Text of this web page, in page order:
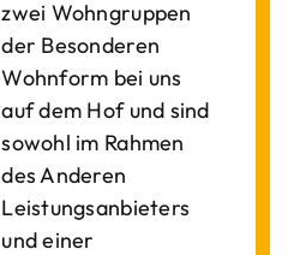
zwei Wohngruppen
der Besonderen
Wohnform bei uns
auf dem Hof und sind
sowohl im Rahmen
des Anderen
Leistungsanbieters
und einer